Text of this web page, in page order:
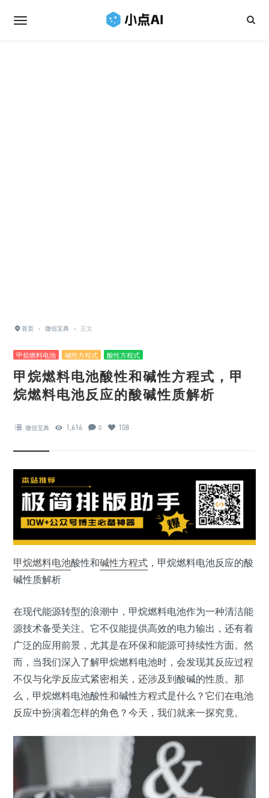
首页 › 微信宝典 › 正文
甲烷燃料电池 碱性方程式 酸性方程式
甲烷燃料电池酸性和碱性方程式，甲
烷燃料电池反应的酸碱性质解析
微信宝典 1,616 0 108
甲烷燃料电池酸性和碱性方程式 ，甲烷燃料电池反应的酸
碱性质解析
在现代能源转型的浪潮中，甲烷燃料电池作为一种清洁能
源技术备受关注。它不仅能提供高效的电力输出，还有着
广泛的应用前景，尤其是在环保和能源可持续性方面。然
而，当我们深入了解甲烷燃料电池时，会发现其反应过程
不仅与化学反应式紧密相关，还涉及到酸碱的性质。那
么，甲烷燃料电池酸性和碱性方程式是什么？它们在电池
反应中扮演着怎样的角色？今天，我们就来一探究竟。